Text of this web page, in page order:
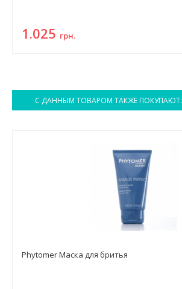
1.025 грн.
С ДАННЫМ ТОВАРОМ ТАКЖЕ ПОКУПАЮТ:
Phytomer Маска для бритья